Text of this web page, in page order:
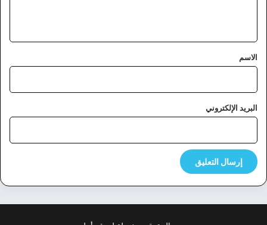
*
الاسم
البريد الإلكتروني